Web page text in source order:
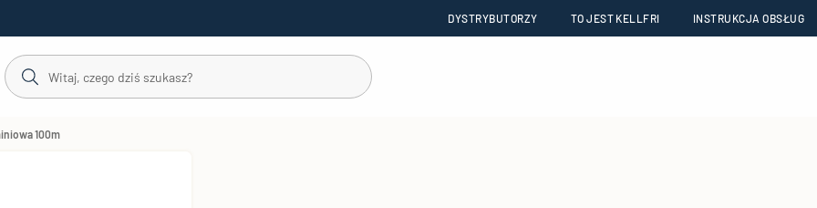
DYSTRYBUTORZY TO JEST KELLFRI INSTRUKCJA OBSŁUG
100m